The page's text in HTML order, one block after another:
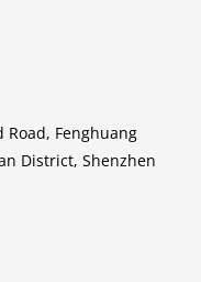
Road, Fenghuang
District, Shenzhen